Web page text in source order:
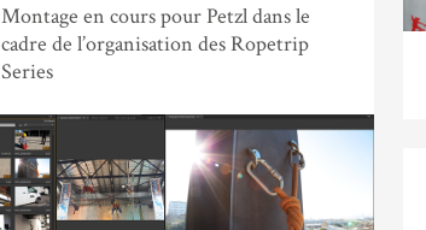
Montage en cours pour Petzl dans le
cadre de l’organisation des Ropetrip
Series